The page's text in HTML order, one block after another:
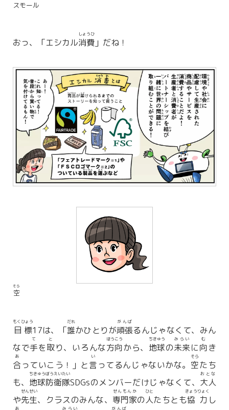
スモール
おっ、「エシカル消費
しょうひ
」だね！
空
そら
目標
もくひょう
17は、「誰
だれ
かひとりが頑張
がんば
るんじゃなくて、みん
なで手
て
を取
と
り、いろんな方向
ほうこう
から、 地球
ちきゅう
の未来
みらい
に向
む
き
合
あ
っていこう！」と言
い
ってるんじゃないかな。 空
そら
たち
も、 地球
ちきゅう
防衛
ぼうえい
隊
たい
SDGsのメンバーだけじゃなくて、 大人
おとな
や先生
せんせい
、クラスのみんな、 専門家
せんもんか
の人
ひと
たちとも協力
きょうりょく
し
あ みらい がんば